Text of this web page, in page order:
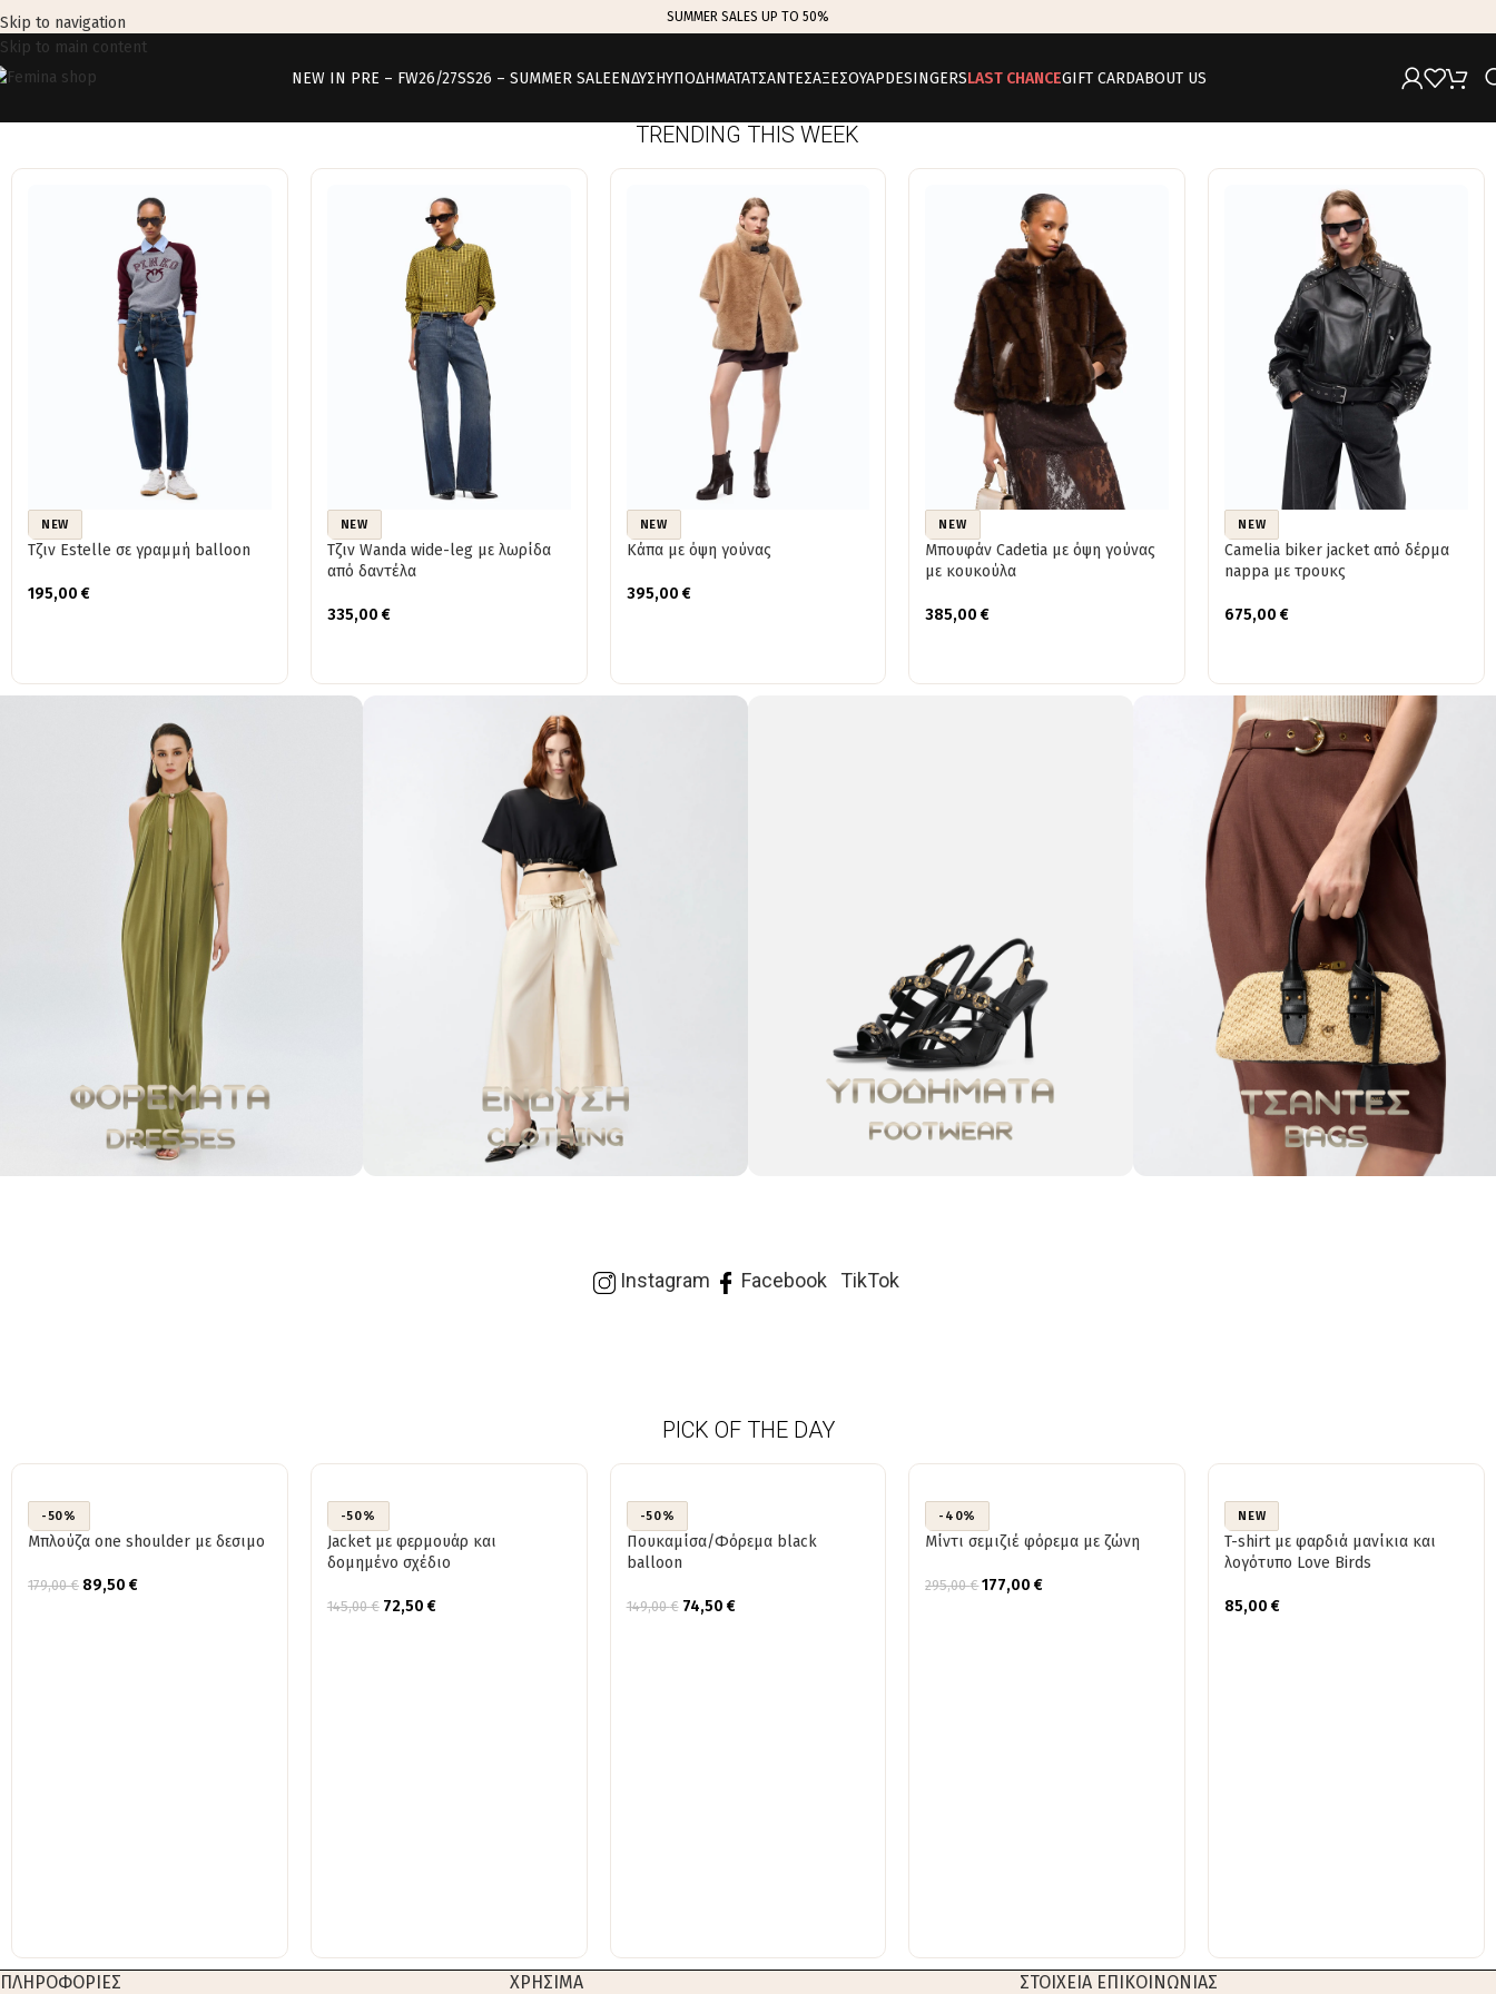
Skip to navigation
Skip to main content
SUMMER SALES UP TO 50%
NEW IN PRE – FW26/27SS26 – SUMMER SALEΕΝΔΥΣΗΥΠΟΔΗΜΑΤΑΤΣΑΝΤΕΣΑΞΕΣΟΥΑΡDESINGERSLAST CHANCEGIFT CARDABOUT US
TRENDING THIS WEEK
NEW
Τζιν Estelle σε γραμμή balloon
195,00 €
NEW
Τζιν Wanda wide-leg με λωρίδα
από δαντέλα
335,00 €
NEW
Κάπα με όψη γούνας
395,00 €
NEW
Μπουφάν Cadetia με όψη γούνας
με κουκούλα
385,00€
NEW
Camelia biker jacket από δέρμα
nappa με τρουκς
675,00€
Instagram Facebook TikTok
PICK OF THE DAY
-50%
Μπλούζα one shoulder με δεσιμο
179,00€ 89,50 €
-50%
Jacket με φερμουάρ και
δομημένο σχέδιο
145,00€ 72,50 €
-50%
Πουκαμίσα/Φόρεμα black
balloon
149,00€ 74,50 €
-40%
Μίντι σεμιζιέ φόρεμα με ζώνη
295,00€ 177,00€
NEW
T-shirt με φαρδιά μανίκια και
λογότυπο Love Birds
85,00€
ΠΛΗΡΟΦΟΡΙΕΣ ΧΡΗΣΙΜΑ ΣΤΟΙΧΕΙΑ ΕΠΙΚΟΙΝΩΝΙΑΣ